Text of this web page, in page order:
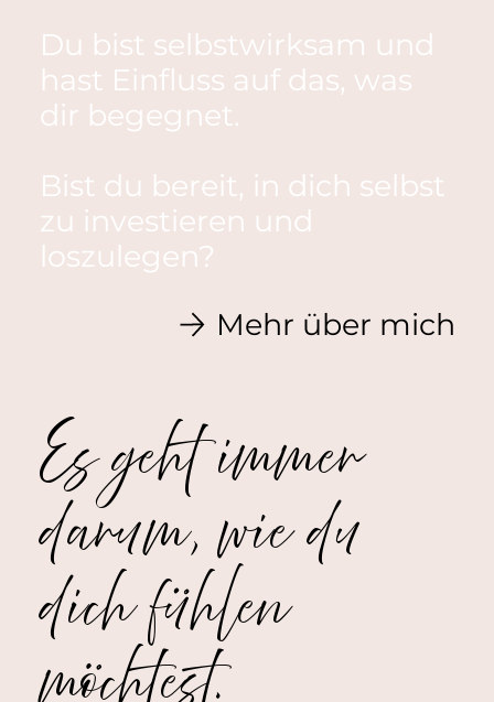
Du bist selbstwirksam und
hast Einfluss auf das, was
dir begegnet.
Bist du bereit, in dich selbst
zu investieren und
loszulegen?
Mehr über mich
Es geht immer
darum, wie du
dich fühlen
möchtest.